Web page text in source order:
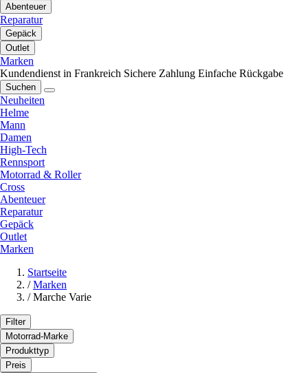
Abenteuer
Reparatur
Gepäck
Outlet
Marken
Kundendienst in Frankreich Sichere Zahlung Einfache Rückgabe
Suchen
Neuheiten
Helme
Mann
Damen
High-Tech
Rennsport
Motorrad & Roller
Cross
Abenteuer
Reparatur
Gepäck
Outlet
Marken
Startseite
/ Marken
/ Marche Varie
Filter
Motorrad-Marke
Produkttyp
Preis